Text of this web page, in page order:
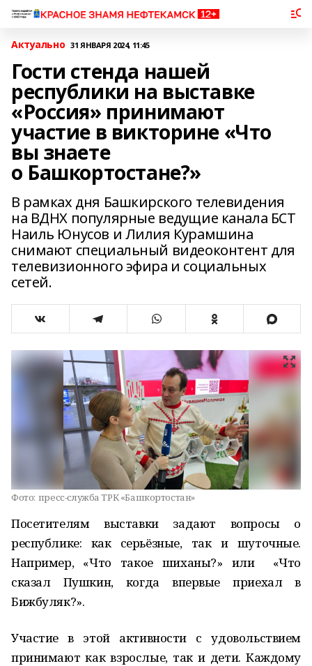
Актуально 31 ЯНВАРЯ 2024, 11:45
Гости стенда нашей
республики на выставке
«Россия» принимают
участие в викторине «Что
вы знаете
о Башкортостане?»
В рамках дня Башкирского телевидения
на ВДНХ популярные ведущие канала БСТ
Наиль Юнусов и Лилия Курамшина
снимают специальный видеоконтент для
телевизионного эфира и социальных
сетей.
Фото: пресс-служба ТРК «Башкортостан»
Посетителям выставки задают вопросы о
республике: как серьёзные, так и шуточные.
Например, «Что такое шиханы?» или «Что
сказал Пушкин, когда впервые приехал в
Бижбуляк?».
Участие в этой активности с удовольствием
принимают как взрослые, так и дети. Каждому